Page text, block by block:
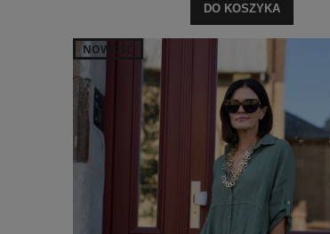
DO KOSZYKA
NOWOŚĆ